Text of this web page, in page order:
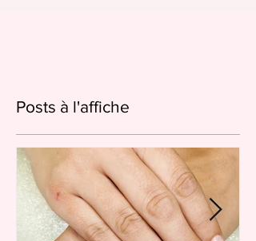
Posts à l'affiche